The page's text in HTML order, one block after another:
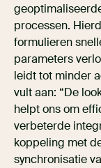
processen.
formulieren
parameters
leidt tot minder
vult aan: “De
helpt ons om
verbeterde
koppeling met
synchronisatie